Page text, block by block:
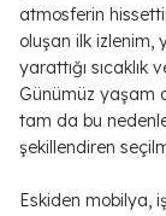
atmosferin
oluşan ilk izlenim,
yarattığı
Günümüz yaşam
tam da bu
şekillendiren
Eskiden mobilya,